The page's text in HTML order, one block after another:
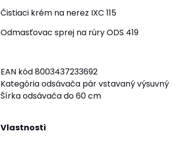
Čistiaci krém na nerez IXC 115
Odmasťovac sprej na rúry ODS 419
EAN kód 8003437233692
Kategória odsávača pár vstavaný výsuvný
Šírka odsávača do 60 cm
Vlastnosti